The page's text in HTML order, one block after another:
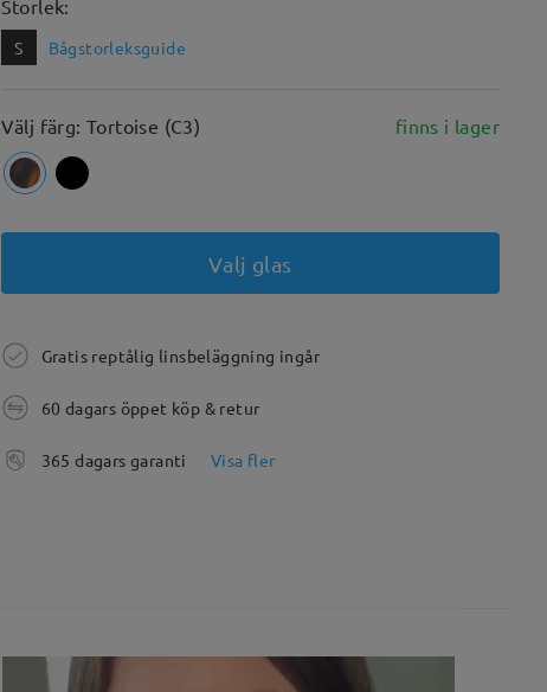
Storlek:
S Bågstorleksguide
Välj färg: Tortoise (C3) finns i lager
Valj glas
Gratis reptålig linsbeläggning ingår
60 dagars öppet köp & retur
365 dagars garanti Visa fler